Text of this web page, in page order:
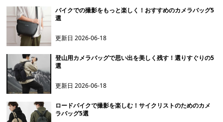
バイクでの撮影をもっと楽しく！おすすめのカメラバッグ5
選
更新日2026-06-18
登山用カメラバッグで思い出を美しく残す！選りすぐりの5
選
更新日2026-06-18
ロードバイクで撮影を楽しむ！サイクリストのためのカメ
ラバッグ5選